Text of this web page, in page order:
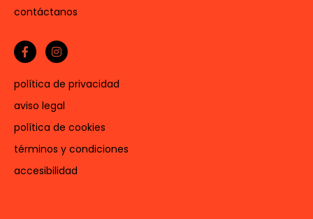
contáctanos
política de privacidad
aviso legal
política de cookies
términos y condiciones
accesibilidad